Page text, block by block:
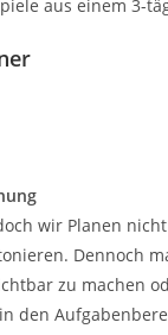
aus einem 3-
wir Planen
Dennoch
zu machen
den